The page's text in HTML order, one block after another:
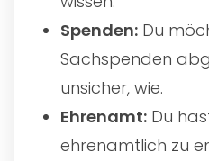
Spenden: Du
Sachspenden
unsicher, wie.
Ehrenamt: Du
ehrenamtlich zu